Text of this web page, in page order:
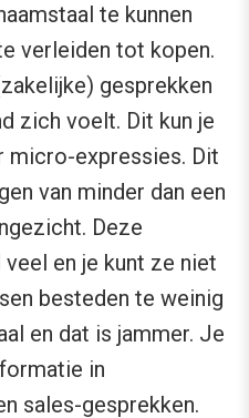
te kunnen
verleiden tot kopen.
gesprekken
zich voelt. Dit kun je
micro-expressies. Dit
van minder dan een
Deze
en je kunt ze niet
besteden te weinig
en dat is jammer. Je
in
sales-gesprekken.